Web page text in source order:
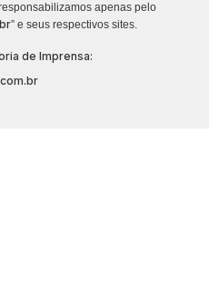
apenas pelo
” e seus respectivos sites.
de Imprensa: